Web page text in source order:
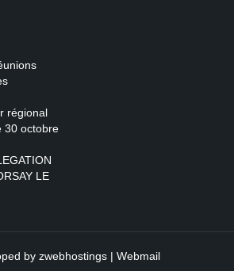
régional
30 octobre
LE
by zwebhostings| Webmail